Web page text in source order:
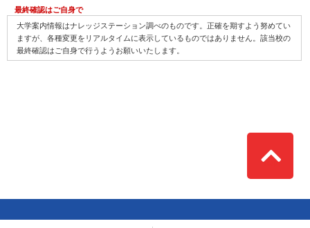
最終確認はご自身で
大学案内情報はナレッジステーション調べのものです。正確を期すよう努めてい
ますが、各種変更をリアルタイムに表示しているものではありません。該当校の
最終確認はご自身で行うようお願いいたします。
Top